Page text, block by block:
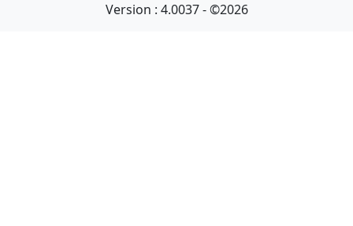
Version : 4.0037 - ©2026